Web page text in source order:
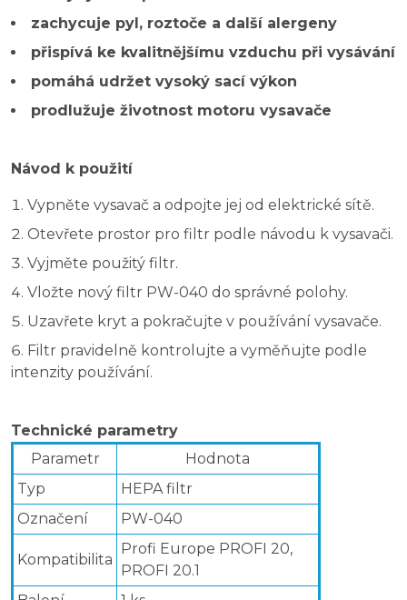
zachycuje pyl, roztoče a další alergeny
přispívá ke kvalitnějšímu vzduchu při vysávání
pomáhá udržet vysoký sací výkon
prodlužuje životnost motoru vysavače
Návod k použití
Vypněte vysavač a odpojte jej od elektrické sítě.
Otevřete prostor pro filtr podle návodu k vysavači.
Vyjměte použitý filtr.
Vložte nový filtr PW-040 do správné polohy.
Uzavřete kryt a pokračujte v používání vysavače.
Filtr pravidelně kontrolujte a vyměňujte podle
intenzity používání.
Technické parametry
Parametr
Hodnota
Typ
HEPA filtr
Označení
PW-040
Kompatibilita
Profi Europe PROFI 20,
PROFI 20.1